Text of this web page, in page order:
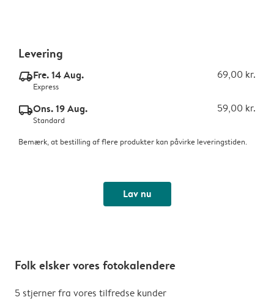
Levering
delivery_express_v2Fre. 14 Aug. 69,00 kr.
Express
delivery_standard_v2Ons. 19 Aug. 59,00 kr.
Standard
Bemærk, at bestilling af flere produkter kan påvirke leveringstiden.
Lav nu
Folk elsker vores fotokalendere
5 stjerner fra vores tilfredse kunder